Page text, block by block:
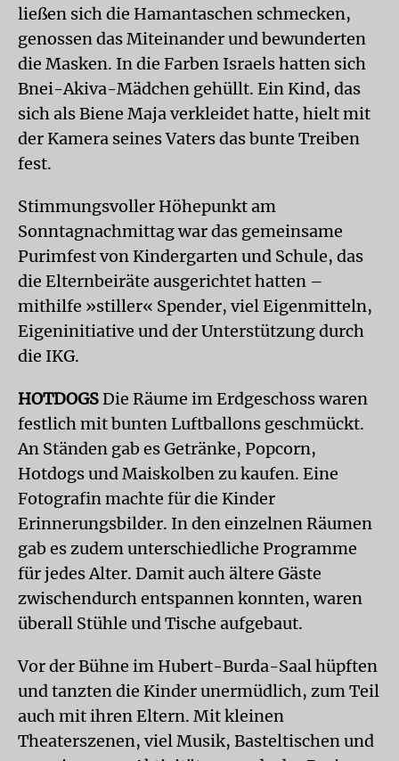
ließen sich die Hamantaschen schmecken,
genossen das Miteinander und bewunderten
die Masken. In die Farben Israels hatten sich
Bnei-Akiva-Mädchen gehüllt. Ein Kind, das
sich als Biene Maja verkleidet hatte, hielt mit
der Kamera seines Vaters das bunte Treiben
fest.
Stimmungsvoller Höhepunkt am
Sonntagnachmittag war das gemeinsame
Purimfest von Kindergarten und Schule, das
die Elternbeiräte ausgerichtet hatten –
mithilfe »stiller« Spender, viel Eigenmitteln,
Eigeninitiative und der Unterstützung durch
die IKG.
HOTDOGSDie Räume im Erdgeschoss waren
festlich mit bunten Luftballons geschmückt.
An Ständen gab es Getränke, Popcorn,
Hotdogs und Maiskolben zu kaufen. Eine
Fotografin machte für die Kinder
Erinnerungsbilder. In den einzelnen Räumen
gab es zudem unterschiedliche Programme
für jedes Alter. Damit auch ältere Gäste
zwischendurch entspannen konnten, waren
überall Stühle und Tische aufgebaut.
Vor der Bühne im Hubert-Burda-Saal hüpften
und tanzten die Kinder unermüdlich, zum Teil
auch mit ihren Eltern. Mit kleinen
Theaterszenen, viel Musik, Basteltischen und